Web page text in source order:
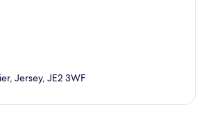
Jersey, JE2 3WF